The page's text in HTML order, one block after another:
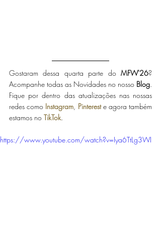
Gostaram dessa quarta parte do MFW'26?
Acompanhe todas as Novidades no nosso Blog.
Fique por dentro das atualizações nas nossas
redes como Instagram, Pinterest e agora também
estamos no TikTok.
https://www.youtube.com/watch?v=Iya6TtLg3WI